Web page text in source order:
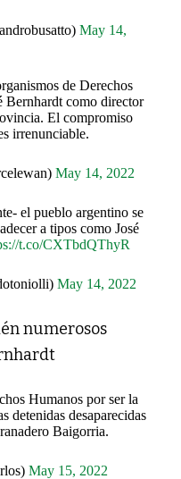
May 14,
de Derechos
Bernhardt como director
El compromiso
irrenunciable.
May 14, 2022
el pueblo argentino se
a tipos como José
t.co/CXTbdQThyR
May 14, 2022
numerosos
Humanos por ser la
detenidas desaparecidas
Baigorria.
May 15, 2022